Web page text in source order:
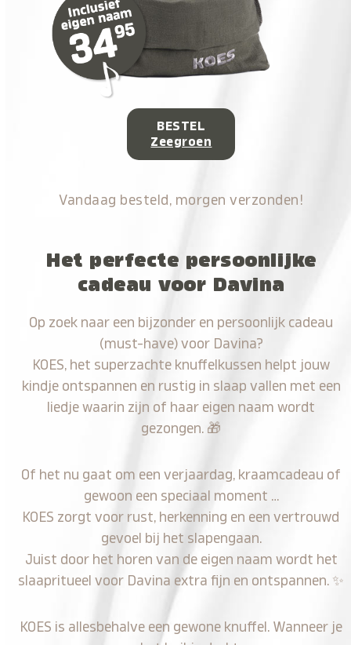
BESTEL
Zeegroen
Vandaag besteld, morgen verzonden!
Het perfecte persoonlijke
cadeau voor Davina
Op zoek naar een bijzonder en persoonlijk cadeau
(must-have) voor Davina?
KOES, het superzachte knuffelkussen helpt jouw
kindje ontspannen en rustig in slaap vallen met een
liedje waarin zijn of haar eigen naam wordt
gezongen. 🎁
Of het nu gaat om een verjaardag, kraamcadeau of
gewoon een speciaal moment …
KOES zorgt voor rust, herkenning en een vertrouwd
gevoel bij het slapengaan.
Juist door het horen van de eigen naam wordt het
slaapritueel voor Davina extra fijn en ontspannen. ✨
KOES is allesbehalve een gewone knuffel. Wanneer je